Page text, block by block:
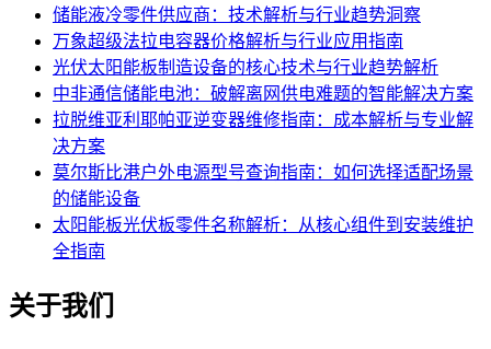
储能液冷零件供应商：技术解析与行业趋势洞察
万象超级法拉电容器价格解析与行业应用指南
光伏太阳能板制造设备的核心技术与行业趋势解析
中非通信储能电池：破解离网供电难题的智能解决方案
拉脱维亚利耶帕亚逆变器维修指南：成本解析与专业解
决方案
莫尔斯比港户外电源型号查询指南：如何选择适配场景
的储能设备
太阳能板光伏板零件名称解析：从核心组件到安装维护
全指南
关于我们